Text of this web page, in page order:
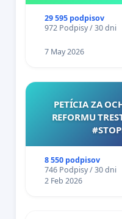
29 595 podpisov
972 Podpisy / 30 dni
7 May 2026
PETÍCIA ZA
REFORMU
8 550 podpisov
746 Podpisy / 30 dni
2 Feb 2026